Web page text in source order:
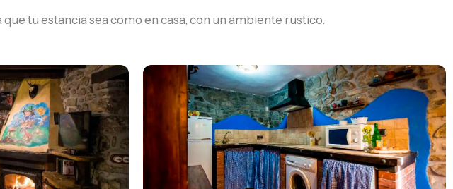
tu estancia sea como en casa, con un ambiente rustico.